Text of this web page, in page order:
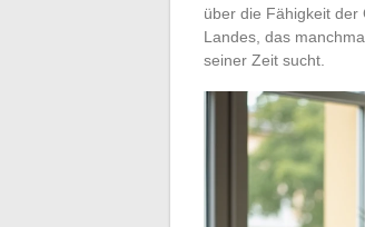
über die Fähigkeit der
Landes, das
seiner Zeit sucht.